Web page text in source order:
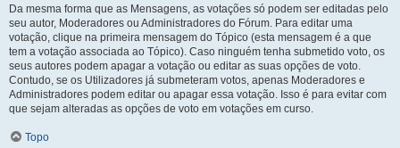
Da mesma forma que as Mensagens, as votações só podem ser editadas pelo
seu autor, Moderadores ou Administradores do Fórum. Para editar uma
votação, clique na primeira mensagem do Tópico (esta mensagem é a que
tem a votação associada ao Tópico). Caso ninguém tenha submetido voto, os
seus autores podem apagar a votação ou editar as suas opções de voto.
Contudo, se os Utilizadores já submeteram votos, apenas Moderadores e
Administradores podem editar ou apagar essa votação. Isso é para evitar com
que sejam alteradas as opções de voto em votações em curso.
Topo